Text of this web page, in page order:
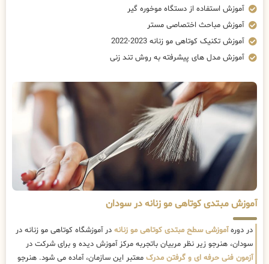
آموزش استفاده از دستگاه موخوره گیر
آموزش مباحث اختصاصی مستر
آموزش تکنیک کوتاهی مو زنانه 2023-2022
آموزش مدل های پیشرفته به روش تند زنی
آموزش مبتدی کوتاهی مو زنانه در سودان
در دورهآموزشی سطح مبتدی کوتاهی مو زنانه در آموزشگاه کوتاهی مو زنانه در
سودان، هنرجو زیر نظر مربیان باتجربه مرکز آموزش دیده و برای شرکت در
آزمون فنی حرفه ای و گرفتن مدرک معتبر این سازمان، آماده می شود. هنرجو